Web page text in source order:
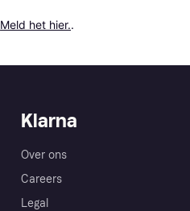
Meld het hier..
Klarna
Over ons
Careers
Legal